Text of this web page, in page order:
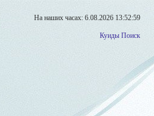
На наших часах: 6.08.2026 13:52:59
Куиды Поиск